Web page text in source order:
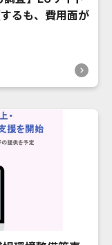
るも、費用面が